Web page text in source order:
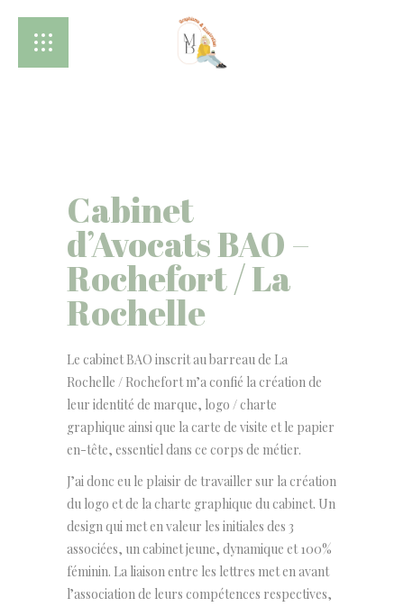
Cabinet
d’Avocats BAO –
Rochefort / La
Rochelle
Le cabinet BAO inscrit au barreau de La
Rochelle / Rochefort m’a confié la création de
leur identité de marque, logo / charte
graphique ainsi que la carte de visite et le papier
en-tête, essentiel dans ce corps de métier.
J’ai donc eu le plaisir de travailler sur la création
du logo et de la charte graphique du cabinet. Un
design qui met en valeur les initiales des 3
associées, un cabinet jeune, dynamique et 100%
féminin. La liaison entre les lettres met en avant
l’association de leurs compétences respectives,